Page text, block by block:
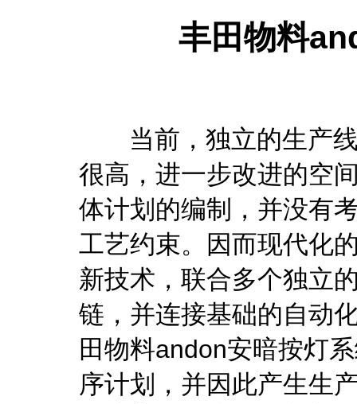
丰田物料
当前，独立的生产线
很高，进一步改进的空
体计划的编制，并没有
工艺约束。因而现代化
新技术，联合多个独立
链，并连接基础的自动
田物料andon安暗按灯
序计划，并因此产生生